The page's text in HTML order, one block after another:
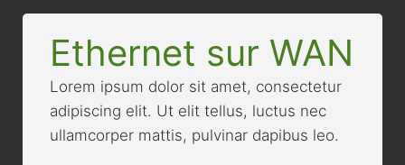
Ethernet sur WAN
Lorem ipsum dolor sit amet, consectetur
adipiscing elit. Ut elit tellus, luctus nec
ullamcorper mattis, pulvinar dapibus leo.